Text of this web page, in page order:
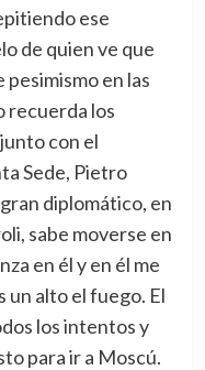
ese
de quien ve que
pesimismo en las
recuerda los
con el
Sede, Pietro
diplomático, en
sabe moverse en
en él y en él me
un alto el fuego. El
los intentos y
para ir a Moscú.